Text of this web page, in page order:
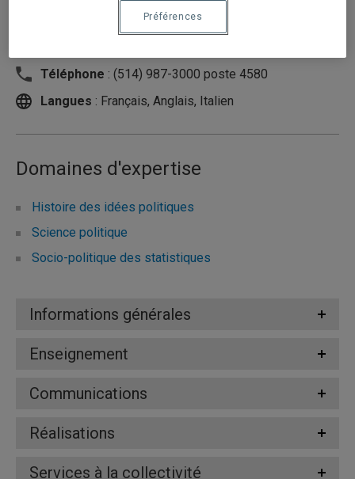
Département de science politique
Téléphone : (514) 987-3000 poste 4580
Langues : Français, Anglais, Italien
Domaines d'expertise
Histoire des idées politiques
Science politique
Socio-politique des statistiques
Informations générales
Enseignement
Communications
Réalisations
Services à la collectivité
Préférences